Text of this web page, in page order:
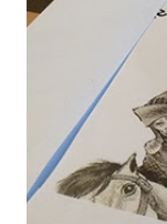
si queremos
Atlassian
crear en el
través de su
ejecutar
tenéis todo el
enlace hecho